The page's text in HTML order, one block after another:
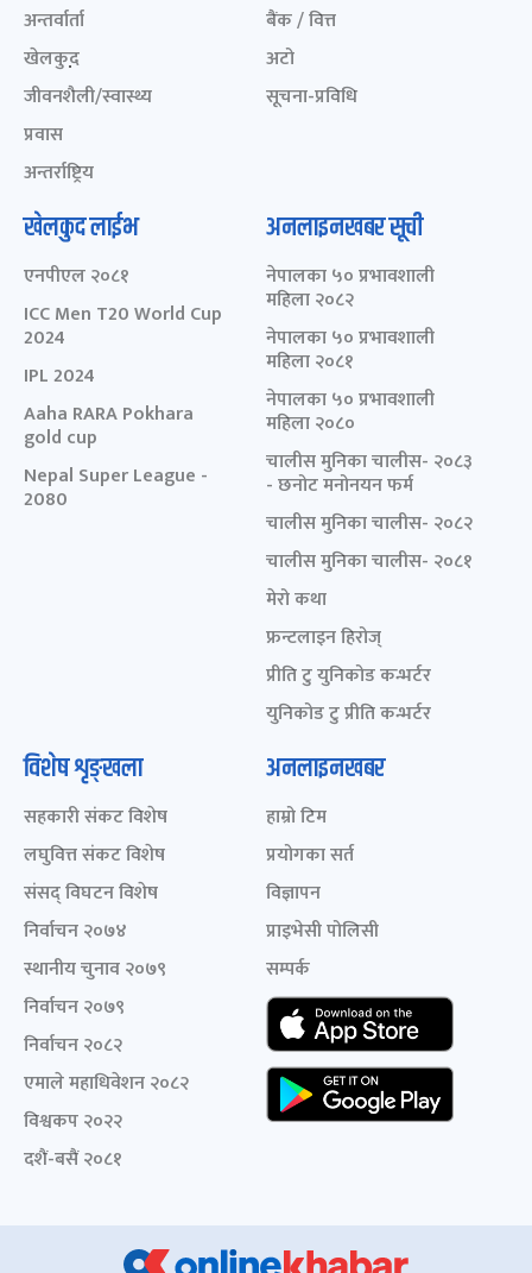
अन्तर्वार्ता
खेलकुद़़
जीवनशैली/स्वास्थ्य
प्रवास
अन्तर्राष्ट्रिय
बैंक / वित्त
अटो
सूचना-प्रविधि
खेलकुद लाईभ
एनपीएल २०८१
ICC Men T20 World Cup
2024
IPL 2024
Aaha RARA Pokhara
gold cup
Nepal Super League -
2080
अनलाइनखबर सूची
नेपालका ५० प्रभावशाली
महिला २०८२
नेपालका ५० प्रभावशाली
महिला २०८१
नेपालका ५० प्रभावशाली
महिला २०८०
चालीस मुनिका चालीस- २०८३
- छनोट मनोनयन फर्म
चालीस मुनिका चालीस- २०८२
चालीस मुनिका चालीस- २०८१
मेरो कथा
फ्रन्टलाइन हिरोज्
प्रीति टु युनिकोड कन्भर्टर
युनिकोड टु प्रीति कन्भर्टर
विशेष शृङ्खला
सहकारी संकट विशेष
लघुवित्त संकट विशेष
संसद् विघटन विशेष
निर्वाचन २०७४
स्थानीय चुनाव २०७९
निर्वाचन २०७९
निर्वाचन २०८२
एमाले महाधिवेशन २०८२
विश्वकप २०२२
दशैं-बसैं २०८१
अनलाइनखबर
हाम्रो टिम
प्रयोगका सर्त
विज्ञापन
प्राइभेसी पोलिसी
सम्पर्क